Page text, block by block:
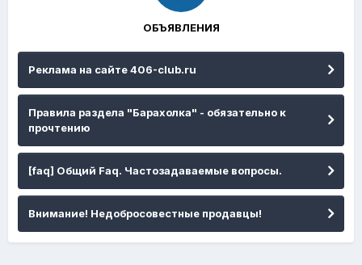
ОБЪЯВЛЕНИЯ
Реклама на сайте 406-club.ru
Правила раздела "Барахолка" - обязательно к
прочтению
[faq] Общий Faq. Частозадаваемые вопросы.
Внимание! Недобросовестные продавцы!